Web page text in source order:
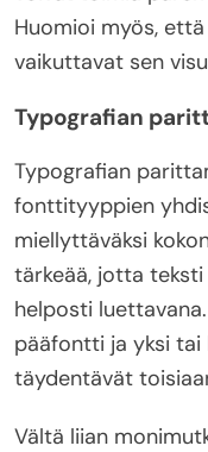
Huomioi myös,
vaikuttavat sen
Typografian
Typografian
fonttityyppien
miellyttäväksi
tärkeää, jotta
helposti
pääfontti ja yksi tai
täydentävät
Vältä liian